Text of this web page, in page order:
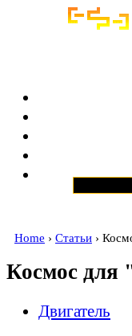
Home › Статьи ›
Космос для
Двигатель